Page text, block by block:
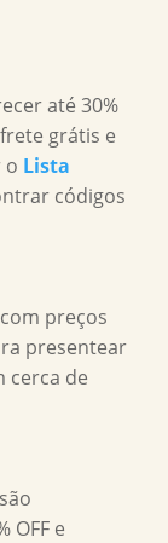
até 30%
grátis e
o Lista
códigos
preços
presentear
cerca de
OFF e